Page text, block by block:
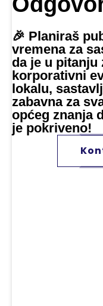
🎉 Planiraš
vremena za
da je u pitanju
korporativni
lokalu,
zabavna za
općeg znanja
je pokriveno!